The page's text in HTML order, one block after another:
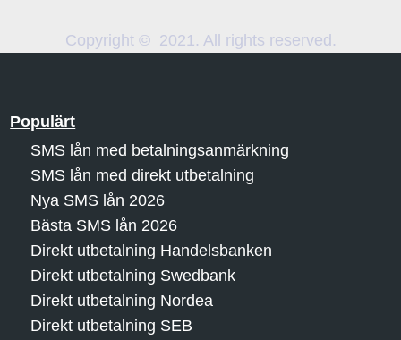
Copyright © 2021. All rights reserved.
Populärt
SMS lån med betalningsanmärkning
SMS lån med direkt utbetalning
Nya SMS lån 2026
Bästa SMS lån 2026
Direkt utbetalning Handelsbanken
Direkt utbetalning Swedbank
Direkt utbetalning Nordea
Direkt utbetalning SEB